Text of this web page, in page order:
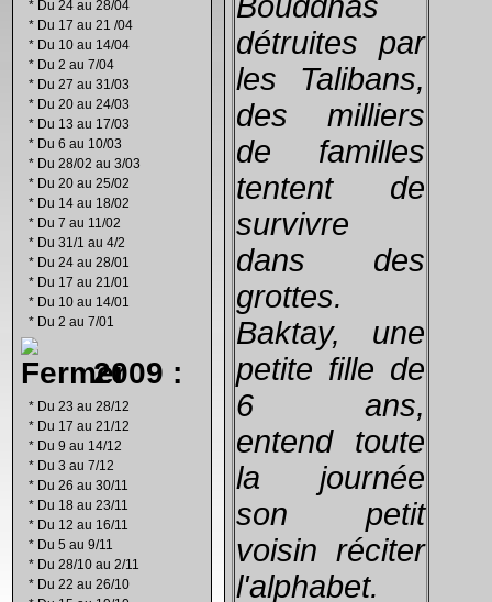
* Du 24 au 28/04
* Du 17 au 21 /04
* Du 10 au 14/04
* Du 2 au 7/04
* Du 27 au 31/03
* Du 20 au 24/03
* Du 13 au 17/03
* Du 6 au 10/03
* Du 28/02 au 3/03
* Du 20 au 25/02
* Du 14 au 18/02
* Du 7 au 11/02
* Du 31/1 au 4/2
* Du 24 au 28/01
* Du 17 au 21/01
* Du 10 au 14/01
* Du 2 au 7/01
2009 :
* Du 23 au 28/12
* Du 17 au 21/12
* Du 9 au 14/12
* Du 3 au 7/12
* Du 26 au 30/11
* Du 18 au 23/11
* Du 12 au 16/11
* Du 5 au 9/11
* Du 28/10 au 2/11
* Du 22 au 26/10
détruites par
les Talibans,
des milliers
de familles
tentent de
survivre
dans des
grottes.
Baktay, une
petite fille de
6 ans,
entend toute
la journée
son petit
voisin réciter
l'alphabet.